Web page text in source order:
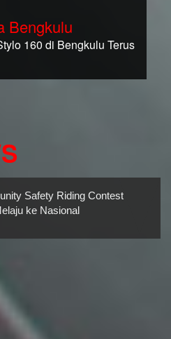
Bengkulu
160 di Bengkulu Terus
Safety Riding Contest
ke Nasional